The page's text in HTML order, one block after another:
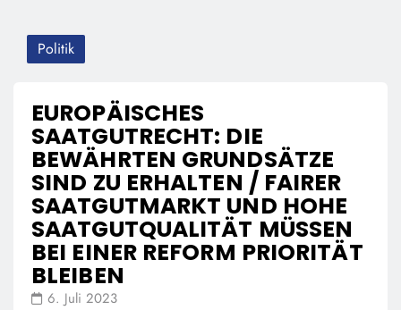
Politik
EUROPÄISCHES
SAATGUTRECHT: DIE
BEWÄHRTEN GRUNDSÄTZE
SIND ZU ERHALTEN / FAIRER
SAATGUTMARKT UND HOHE
SAATGUTQUALITÄT MÜSSEN
BEI EINER REFORM PRIORITÄT
BLEIBEN
6. Juli 2023